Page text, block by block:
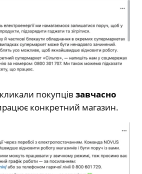
покупців завчасно
конкретний магазин.